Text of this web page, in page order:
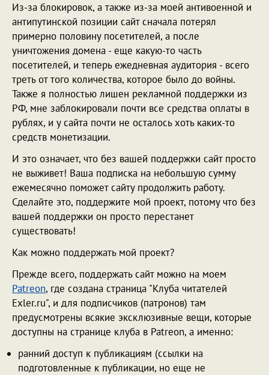
Из-за блокировок, а также из-за моей антивоенной и
антипутинской позиции сайт сначала потерял
примерно половину посетителей, а после
уничтожения домена - еще какую-то часть
посетителей, и теперь ежедневная аудитория - всего
треть от того количества, которое было до войны.
Также я полностью лишен рекламной поддержки из
РФ, мне заблокировали почти все средства оплаты в
рублях, и у сайта почти не осталось хоть каких-то
средств монетизации.
И это означает, что без вашей поддержки сайт просто
не выживет! Ваша подписка на небольшую сумму
ежемесячно поможет сайту продолжить работу.
Сделайте это, поддержите мой проект, потому что без
вашей поддержки он просто перестанет
существовать!
Как можно поддержать мой проект?
Прежде всего, поддержать сайт можно на моем
Patreon, где создана страница "Клуба читателей
Exler.ru", и для подписчиков (патронов) там
предусмотрены всякие эксклюзивные вещи, которые
доступны на странице клуба в Patreon, а именно:
ранний доступ к публикациям (ссылки на
подготовленные к публикации, но еще не